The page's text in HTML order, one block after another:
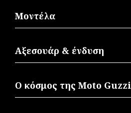
Μοντέλα
Αξεσουάρ & ένδυση
Ο κόσμος της Moto Guzzi